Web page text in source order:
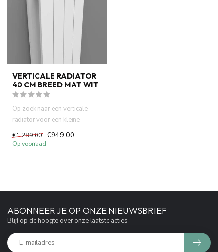
VERTICALE RADIATOR
40 CM BREED MAT WIT
Op zoek naar een verticale
radiator voor een kleine
badkamer of smalle ruimte? D...
€1.289,00 €949,00
Op voorraad
ABONNEER JE OP ONZE NIEUWSBRIEF
Blijf op de hoogte over onze laatste acties